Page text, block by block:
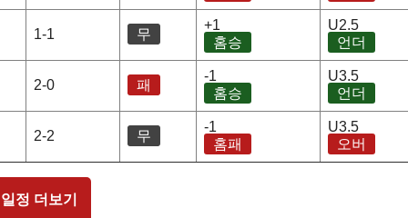
1-1 무
+1
홈승
U2.5
언더
2-0 패
-1
홈승
U3.5
언더
2-2 무
-1
홈패
U3.5
오버
정 더보기